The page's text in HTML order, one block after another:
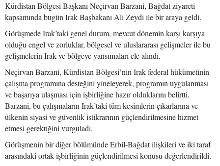
Kürdistan Bölgesi Başkanı Neçirvan Barzani, Bağdat ziyareti
kapsamında bugün Irak Başbakanı Ali Zeydi ile bir araya geldi.
Görüşmede Irak’taki genel durum, mevcut dönemin karşı karşıya
olduğu engel ve zorluklar, bölgesel ve uluslararası gelişmeler ile bu
gelişmelerin Irak ve bölgeye yansımaları ele alındı.
Neçirvan Barzani, Kürdistan Bölgesi’nin Irak federal hükümetinin
çalışma programına desteğini yineleyerek, programın uygulanması
ve başarıya ulaşması için işbirliğine hazır olduklarını belirtti.
Barzani, bu çalışmaların Irak’taki tüm kesimlerin çıkarlarına ve
ülkenin siyasi ve güvenlik istikrarının güçlendirilmesine hizmet
etmesi gerektiğini vurguladı.
Görüşmenin bir diğer bölümünde Erbil-Bağdat ilişkileri ve iki taraf
arasındaki ortak işbirliğinin güçlendirilmesi konusu değerlendirildi.